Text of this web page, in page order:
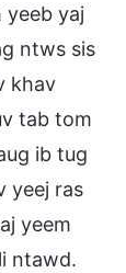
yeeb yaj
ntws sis
khav
tab tom
ib tug
yeej ras
yeem
ntawd.